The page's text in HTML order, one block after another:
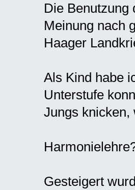
Die Benutzung
Meinung nach
Haager
Als Kind habe
Unterstufe
Jungs knicken,
Gesteigert